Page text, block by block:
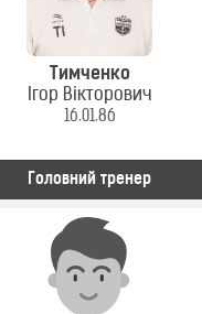
Тимченко
Ігор Вікторович
16.01.86
Головний тренер